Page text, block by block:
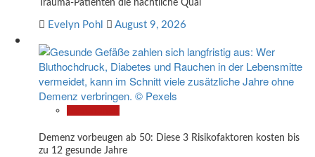
Trauma-Patienten die nächtliche Qual
Evelyn Pohl August 9, 2026
Demenz vorbeugen ab 50: Diese 3 Risikofaktoren kosten bis
zu 12 gesunde Jahre